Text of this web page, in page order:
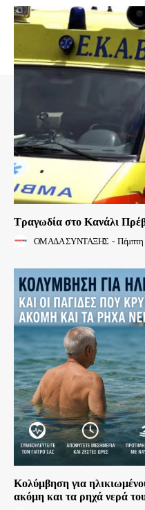
Τραγωδία στο Κανάλι
ΟΜΑΔΑ ΣΥΝΤΑΞΗΣ - Πέμπτη
Κολύμβηση για
ακόμη και τα ρηχά νερά